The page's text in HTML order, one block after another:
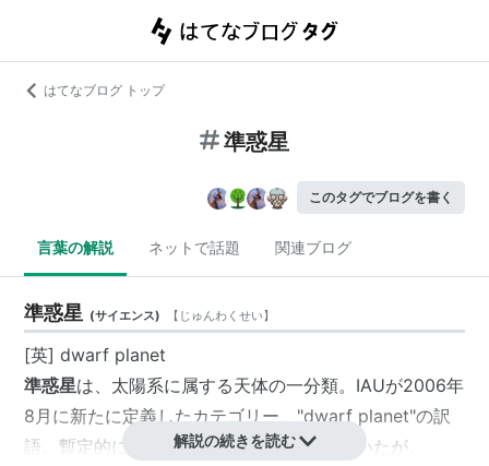
はてなブログ トップ
準惑星
このタグでブログを書く
言葉の解説 ネットで話題 関連ブログ
準惑星 (サイエンス) 【 じゅんわくせい】
[英] dwarf planet
準惑星は、太陽系に属する天体の一分類。IAUが2006年
8月に新たに定義したカテゴリー、"dwarf planet"の訳
語。暫定的に「矮惑星」などが用いられていたが、
解説の続きを読む